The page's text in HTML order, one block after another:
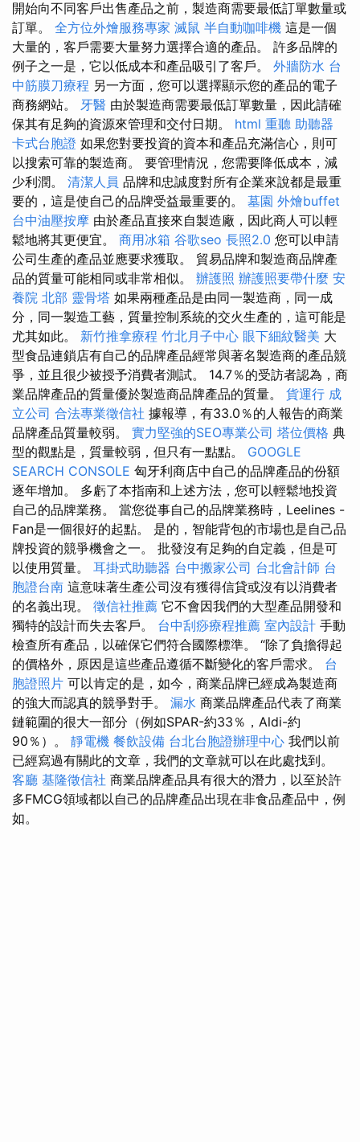
開始向不同客戶出售產品之前，製造商需要最低訂單數量或
訂單。 全方位外燴服務專家 滅鼠 半自動咖啡機 這是一個
大量的，客戶需要大量努力選擇合適的產品。 許多品牌的
例子之一是，它以低成本和產品吸引了客戶。 外牆防水 台
中筋膜刀療程 另一方面，您可以選擇顯示您的產品的電子
商務網站。 牙醫 由於製造商需要最低訂單數量，因此請確
保其有足夠的資源來管理和交付日期。 html 重聽 助聽器
卡式台胞證 如果您對要投資的資本和產品充滿信心，則可
以搜索可靠的製造商。 要管理情況，您需要降低成本，減
少利潤。 清潔人員 品牌和忠誠度對所有企業來說都是最重
要的，這是使自己的品牌受益最重要的。 墓園 外燴buffet
台中油壓按摩 由於產品直接來自製造廠，因此商人可以輕
鬆地將其更便宜。 商用冰箱 谷歌seo 長照2.0 您可以申請
公司生產的產品並應要求獲取。 貿易品牌和製造商品牌產
品的質量可能相同或非常相似。 辦護照 辦護照要帶什麼 安
養院 北部 靈骨塔 如果兩種產品是由同一製造商，同一成
分，同一製造工藝，質量控制系統的交火生產的，這可能是
尤其如此。 新竹推拿療程 竹北月子中心 眼下細紋醫美 大
型食品連鎖店有自己的品牌產品經常與著名製造商的產品競
爭，並且很少被授予消費者測試。 14.7％的受訪者認為，商
業品牌產品的質量優於製造商品牌產品的質量。 貨運行 成
立公司 合法專業徵信社 據報導，有33.0％的人報告的商業
品牌產品質量較弱。 實力堅強的SEO專業公司 塔位價格 典
型的觀點是，質量較弱，但只有一點點。 GOOGLE
SEARCH CONSOLE 匈牙利商店中自己的品牌產品的份額
逐年增加。 多虧了本指南和上述方法，您可以輕鬆地投資
自己的品牌業務。 當您從事自己的品牌業務時，Leelines -
Fan是一個很好的起點。 是的，智能背包的市場也是自己品
牌投資的競爭機會之一。 批發沒有足夠的自定義，但是可
以使用質量。 耳掛式助聽器 台中搬家公司 台北會計師 台
胞證台南 這意味著生產公司沒有獲得信貸或沒有以消費者
的名義出現。 徵信社推薦 它不會因我們的大型產品開發和
獨特的設計而失去客戶。 台中刮痧療程推薦 室內設計 手動
檢查所有產品，以確保它們符合國際標準。 “除了負擔得起
的價格外，原因是這些產品遵循不斷變化的客戶需求。 台
胞證照片 可以肯定的是，如今，商業品牌已經成為製造商
的強大而認真的競爭對手。 漏水 商業品牌產品代表了商業
鏈範圍的很大一部分（例如SPAR-約33％，Aldi-約
90％）。 靜電機 餐飲設備 台北台胞證辦理中心 我們以前
已經寫過有關此的文章，我們的文章就可以在此處找到。
客廳 基隆徵信社 商業品牌產品具有很大的潛力，以至於許
多FMCG領域都以自己的品牌產品出現在非食品產品中，例
如。